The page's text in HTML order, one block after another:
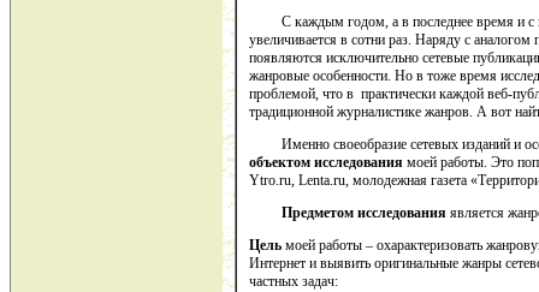
С каждым годом, а в последнее время и с
увеличивается в сотни раз. Наряду с
появляются исключительно сетевые
жанровые особенности. Но в тоже время
проблемой, что в практически каждой веб-
традиционной журналистике жанров. А вот
Именно своеобразие сетевых изданий и
объектом исследования моей работы. Это
Ytro.ru, Lenta.ru, молодежная газета
Предметом исследования является
Цель моей работы – охарактеризовать
Интернет и выявить оригинальные жанры
частных задач: